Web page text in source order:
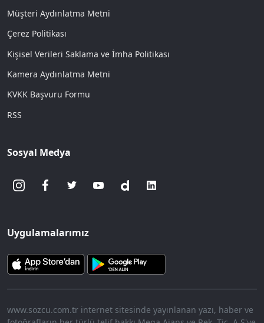
Müşteri Aydınlatma Metni
Çerez Politikası
Kişisel Verileri Saklama ve İmha Politikası
Kamera Aydınlatma Metni
KVKK Başvuru Formu
RSS
Sosyal Medya
Uygulamalarımız
www.sozcu.com.tr internet sitesinde yayınlanan yazı, haber ve